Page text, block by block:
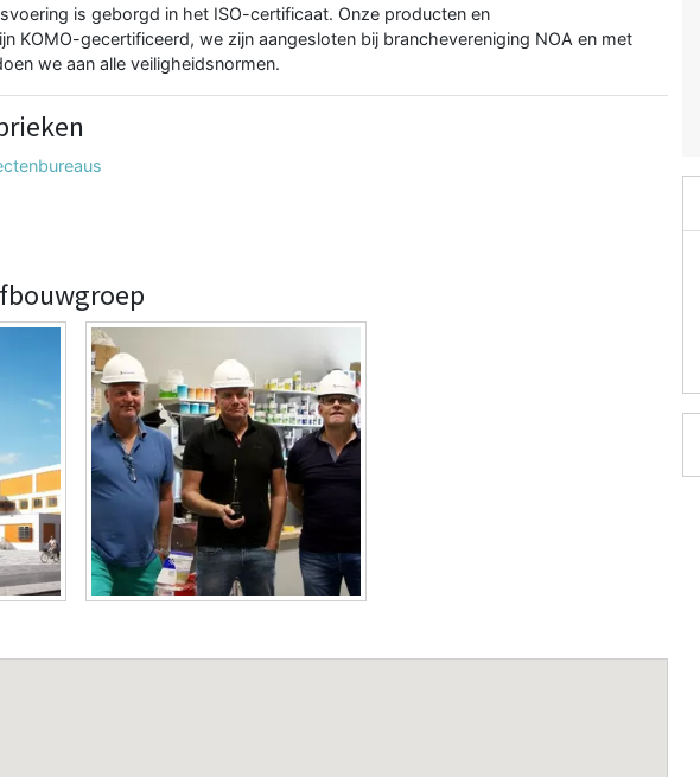
is geborgd in het ISO-certificaat. Onze producten en
KOMO-gecertificeerd, we zijn aangesloten bij branchevereniging NOA en met
we aan alle veiligheidsnormen.